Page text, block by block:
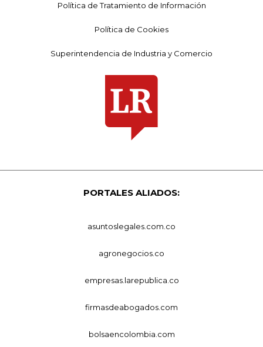
Política de Tratamiento de Información
Política de Cookies
Superintendencia de Industria y Comercio
PORTALES ALIADOS:
asuntoslegales.com.co
agronegocios.co
empresas.larepublica.co
firmasdeabogados.com
bolsaencolombia.com